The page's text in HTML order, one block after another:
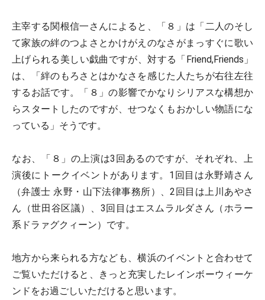
主宰する関根信一さんによると、「８」は「二人のそし
て家族の絆のつよさとかけがえのなさがまっすぐに歌い
上げられる美しい戯曲ですが、対する「Friend,Friends」
は、「絆のもろさとはかなさを感じた人たちが右往左往
するお話です。「８」の影響でかなりシリアスな構想か
らスタートしたのですが、せつなくもおかしい物語にな
っている」そうです。
なお、「８」の上演は3回あるのですが、それぞれ、上
演後にトークイベントがあります。1回目は永野靖さん
（弁護士 永野・山下法律事務所）、2回目は上川あやさ
ん（世田谷区議）、3回目はエスムラルダさん（ホラー
系ドラァグクィーン）です。
地方から来られる方なども、横浜のイベントと合わせて
ご覧いただけると、きっと充実したレインボーウィーケ
ンドをお過ごしいただけると思います。